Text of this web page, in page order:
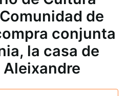
de
conjunta
la casa de